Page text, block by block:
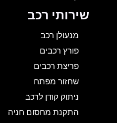
שירותי רכב
מנעולן רכב
פורץ רכבים
פריצת רכבים
שחזור מפתח
ניתוק קודן לרכב
התקנת מחסום חניה